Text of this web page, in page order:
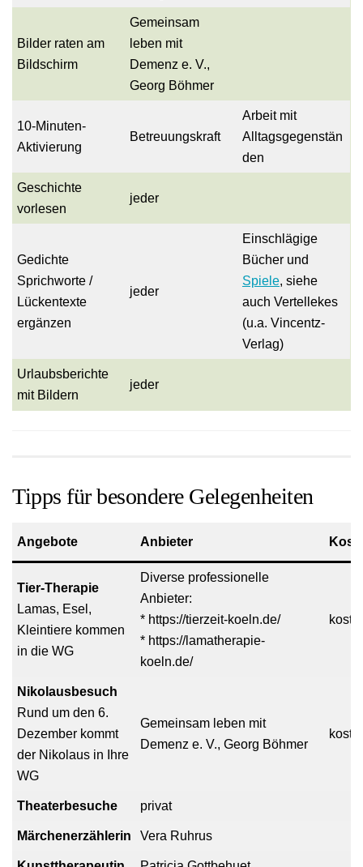
Bilder raten am
Bildschirm
Gemeinsam
leben mit
Demenz e. V.,
Georg Böhmer
10-Minuten-
Aktivierung
Betreuungskraft
Arbeit mit
Alltagsgegenstän
den
Geschichte
vorlesen
jeder
Gedichte
Sprichworte /
Lückentexte
ergänzen
jeder
Einschlägige
Bücher und
Spiele, siehe
auch Vertellekes
(u.a. Vincentz-
Verlag)
Urlaubsberichte
mit Bildern
jeder
Tipps für besondere Gelegenheiten
Angebote Anbieter
Tier-Therapie
Lamas, Esel,
Kleintiere kommen
in die WG
Diverse professionelle
Anbieter:
* https://tierzeit-koeln.de/
* https://lamatherapie-
koeln.de/
Nikolausbesuch
Rund um den 6.
Dezember kommt
der Nikolaus in Ihre
WG
Gemeinsam leben mit
Demenz e. V., Georg Böhmer
Theaterbesuche privat
Märchenerzählerin Vera Ruhrus